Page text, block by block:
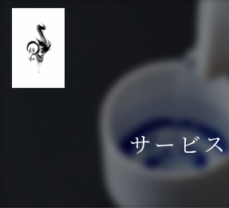
サービス